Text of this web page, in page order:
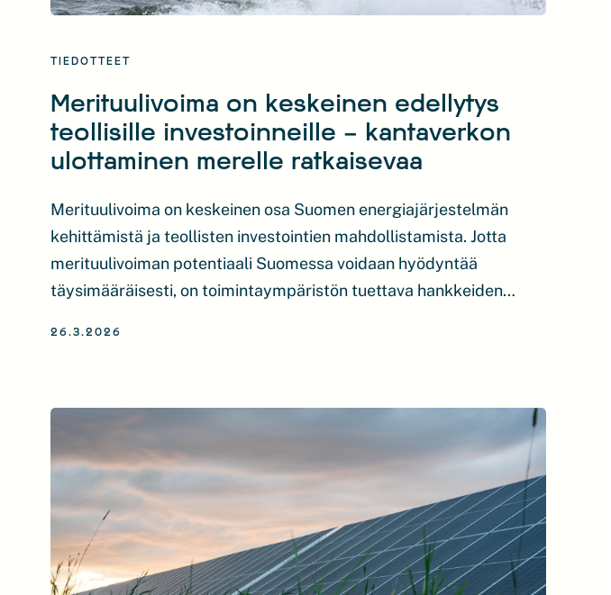
TIEDOTTEET
Merituulivoima on keskeinen edellytys
teollisille investoinneille – kantaverkon
ulottaminen merelle ratkaisevaa
Merituulivoima on keskeinen osa Suomen energiajärjestelmän
kehittämistä ja teollisten investointien mahdollistamista. Jotta
merituulivoiman potentiaali Suomessa voidaan hyödyntää
täysimääräisesti, on toimintaympäristön tuettava hankkeiden
Offshoressa keskustellaan kotimaisesta merituulivoimasta.
Merituulivoimalla on keskeinen rooli Suomen talouskasvun,
teollisuuden kilpailukyvyn ja ilmastotavoitteiden saavuttamisessa.
[…]
26.3.2026